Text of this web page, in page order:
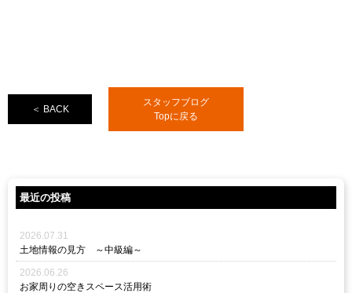
＜ BACK
スタッフブログ
Topに戻る
最近の投稿
2026.07.31
土地情報の見方 ～中級編～
2026.06.26
お家周りの空きスペース活用術